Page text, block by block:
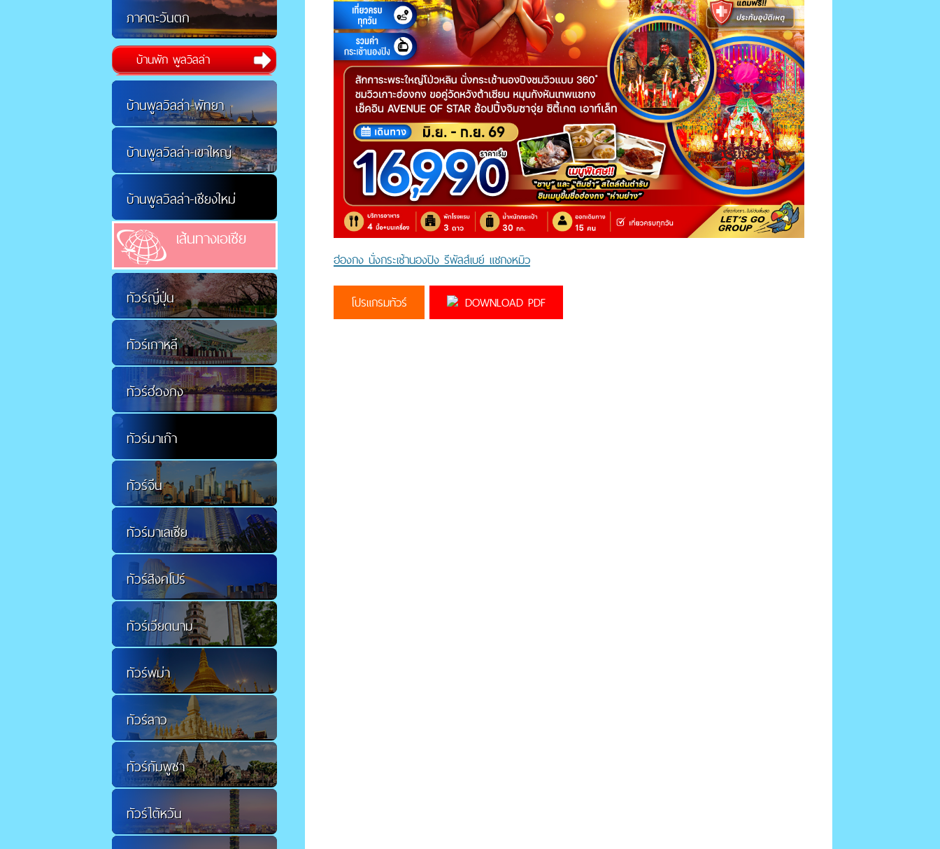
ภาคตะวันตก
บ้านพัก พูลวิลล่า
บ้านพูลวิลล่า-พัทยา
บ้านพูลวิลล่า-เขาใหญ่
บ้านพูลวิลล่า-เชียงใหม่
เส้นทางเอเชีย
ทัวร์ญี่ปุ่น
ทัวร์เกาหลี
ทัวร์ฮ่องกง
ทัวร์มาเก๊า
ทัวร์จีน
ทัวร์มาเลเซีย
ทัวร์สิงคโปร์
ทัวร์เวียดนาม
ทัวร์พม่า
ทัวร์ลาว
ทัวร์กัมพูชา
ทัวร์ไต้หวัน
ฮ่องกง นั่งกระเช้านองปิง รีพัลส์เบย์ แชกงหมิว
โปรแกรมทัวร์ DOWNLOAD PDF